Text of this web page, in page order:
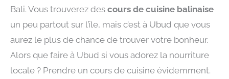
Bali. Vous trouverez des cours de cuisine balinaise
un peu partout sur l’île, mais c’est à Ubud que vous
aurez le plus de chance de trouver votre bonheur.
Alors que faire à Ubud si vous adorez la nourriture
locale ? Prendre un cours de cuisine évidemment.